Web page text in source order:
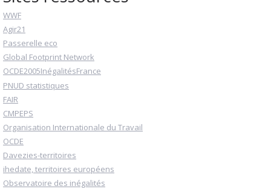
WWF
Agir21
Passerelle eco
Global Footprint Network
OCDE2005InégalitésFrance
PNUD statistiques
FAIR
CMPEPS
Organisation Internationale du Travail
OCDE
Davezies-territoires
ihedate, territoires européens
Observatoire des inégalités